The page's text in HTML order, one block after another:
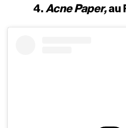
4. Acne Paper,au